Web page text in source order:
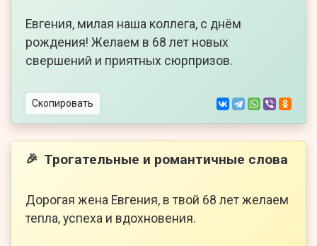
Евгения, милая наша коллега, с днём
рождения! Желаем в 68 лет новых
свершений и приятных сюрпризов.
Скопировать
🎉 Трогательные и романтичные слова
Дорогая жена Евгения, в твой 68 лет желаем
тепла, успеха и вдохновения.